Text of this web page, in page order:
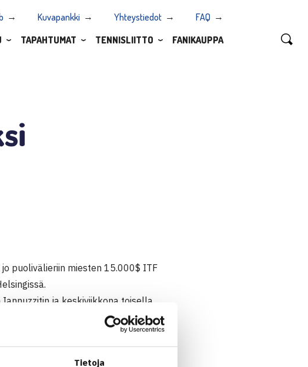
Tietoja
Kuvapankki Yhteystiedot
FAQ
TAPAHTUMAT TENNISLIITTO FANIKAUPPA
puolivälieriin miesten 15.000$ ITF
ja keskiviikkona toisella
torstaina Liukko kohtaa
sijoitettuTimo Nieminenkohtaa